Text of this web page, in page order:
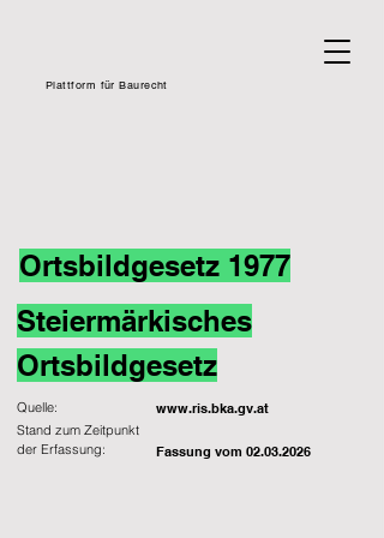
Plattform für Baurecht
Ortsbildgesetz 1977
Steiermärkisches
Ortsbildgesetz
Quelle: www.ris.bka.gv.at
Fassung vom 02.03.2026
Stand zum Zeitpunkt
der Erfassung: